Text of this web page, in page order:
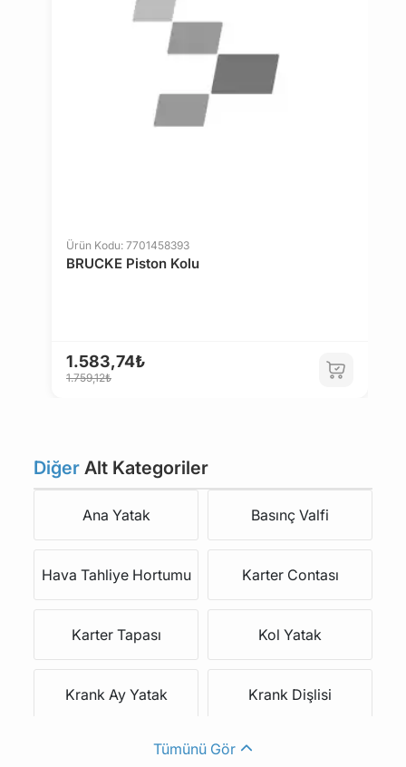
Ürün Kodu: 7701458393
BRUCKE Piston Kolu
1.583,74₺
1.759,12₺
Diğer Alt Kategoriler
Ana Yatak Basınç Valfi
Hava Tahliye Hortumu Karter Contası
Karter Tapası Kol Yatak
Krank Ay Yatak Krank Dişlisi
Krank Kasnağı Krank Keçesi
Tümünü Gör